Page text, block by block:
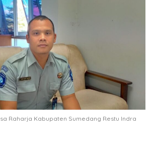
Raharja Kabupaten Sumedang Restu Indra